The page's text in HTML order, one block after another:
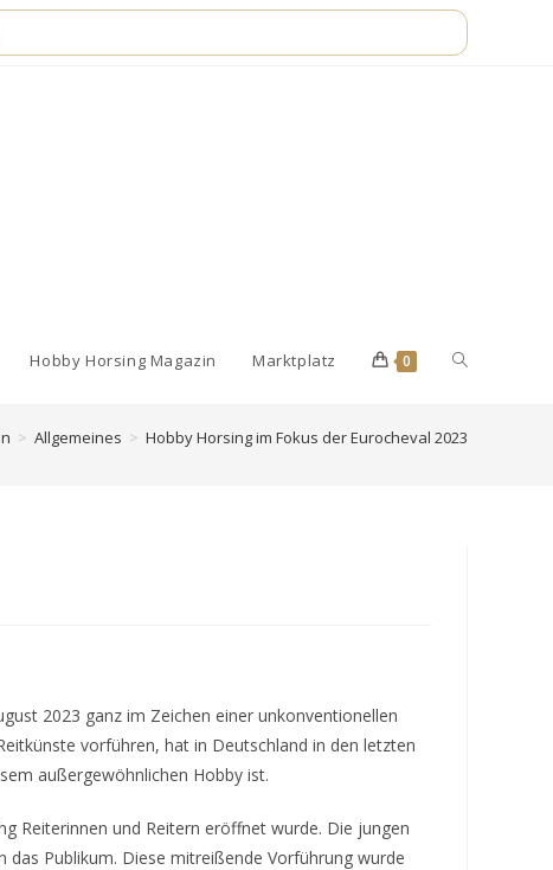
Hobby Horsing Magazin Marktplatz 0 Website-
Suche
> Allgemeines > Hobby Horsing im Fokus der Eurocheval 2023
2023 ganz im Zeichen einer unkonventionellen
vorführen, hat in Deutschland in den letzten
außergewöhnlichen Hobby ist.
Reiterinnen und Reitern eröffnet wurde. Die jungen
Publikum. Diese mitreißende Vorführung wurde